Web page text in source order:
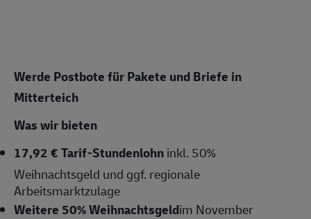
Werde Postbote für Pakete und Briefe in
Mitterteich
Was wir bieten
17,92 € Tarif-Stundenlohninkl. 50%
Weihnachtsgeld und ggf. regionale
Arbeitsmarktzulage
Weitere 50% Weihnachtsgeldim November